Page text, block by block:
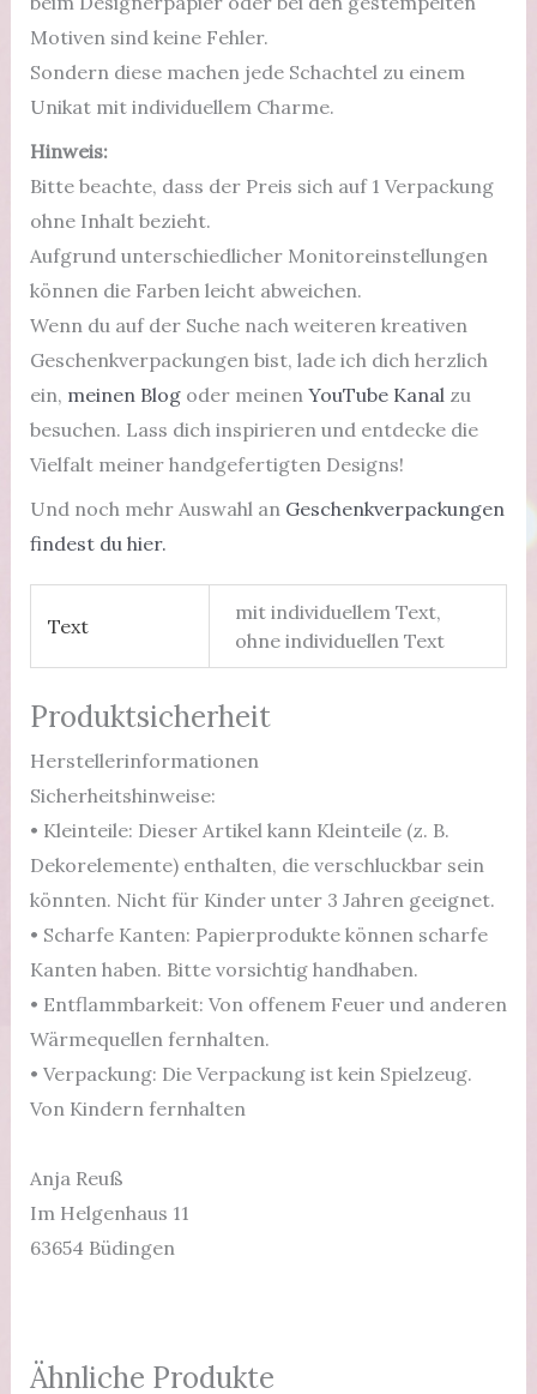
Motiven sind keine Fehler.
Sondern diese machen jede Schachtel zu einem
Unikat mit individuellem Charme.
Hinweis:
Bitte beachte, dass der Preis sich auf 1 Verpackung
ohne Inhalt bezieht.
Aufgrund unterschiedlicher Monitoreinstellungen
können die Farben leicht abweichen.
Wenn du auf der Suche nach weiteren kreativen
Geschenkverpackungen bist, lade ich dich herzlich
ein, meinen Blogoder meinen YouTube Kanalzu
besuchen. Lass dich inspirieren und entdecke die
Vielfalt meiner handgefertigten Designs!
Und noch mehr Auswahl an Geschenkverpackungen
findest du hier.
Text
mit individuellem Text,
ohne individuellen Text
Produktsicherheit
Herstellerinformationen
Sicherheitshinweise:
• Kleinteile: Dieser Artikel kann Kleinteile (z. B.
Dekorelemente) enthalten, die verschluckbar sein
könnten. Nicht für Kinder unter 3 Jahren geeignet.
• Scharfe Kanten: Papierprodukte können scharfe
Kanten haben. Bitte vorsichtig handhaben.
• Entflammbarkeit: Von offenem Feuer und anderen
Wärmequellen fernhalten.
• Verpackung: Die Verpackung ist kein Spielzeug.
Von Kindern fernhalten
Anja Reuß
Im Helgenhaus 11
63654 Büdingen
Ähnliche Produkte